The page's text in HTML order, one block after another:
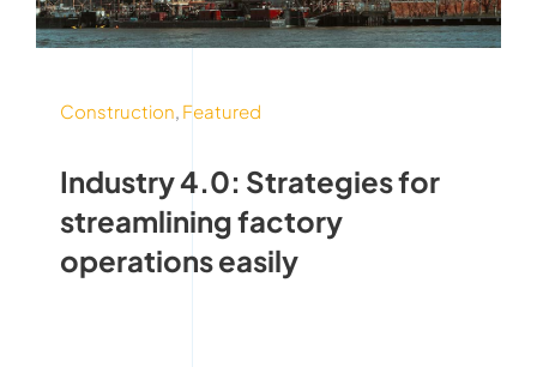
Construction Featured
Industry 4.0: Strategies for
streamlining factory
operations easily